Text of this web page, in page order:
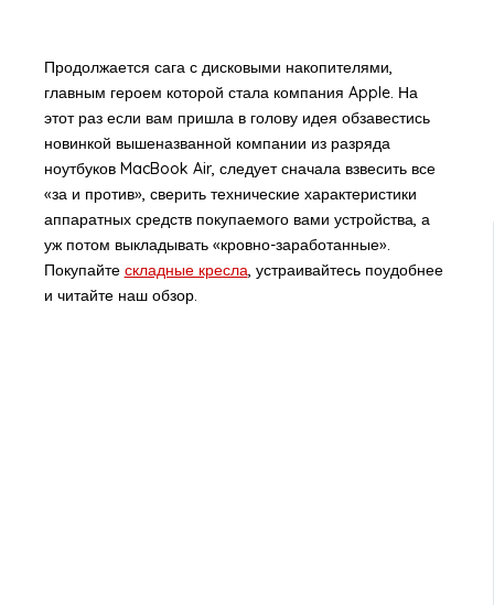
Продолжается сага с дисковыми накопителями,
главным героем которой стала компания Apple. На
этот раз если вам пришла в голову идея обзавестись
новинкой вышеназванной компании из разряда
ноутбуков MacBook Air, следует сначала взвесить все
«за и против», сверить технические характеристики
аппаратных средств покупаемого вами устройства, а
уж потом выкладывать «кровно-заработанные».
Покупайте складные кресла, устраивайтесь поудобнее
и читайте наш обзор.